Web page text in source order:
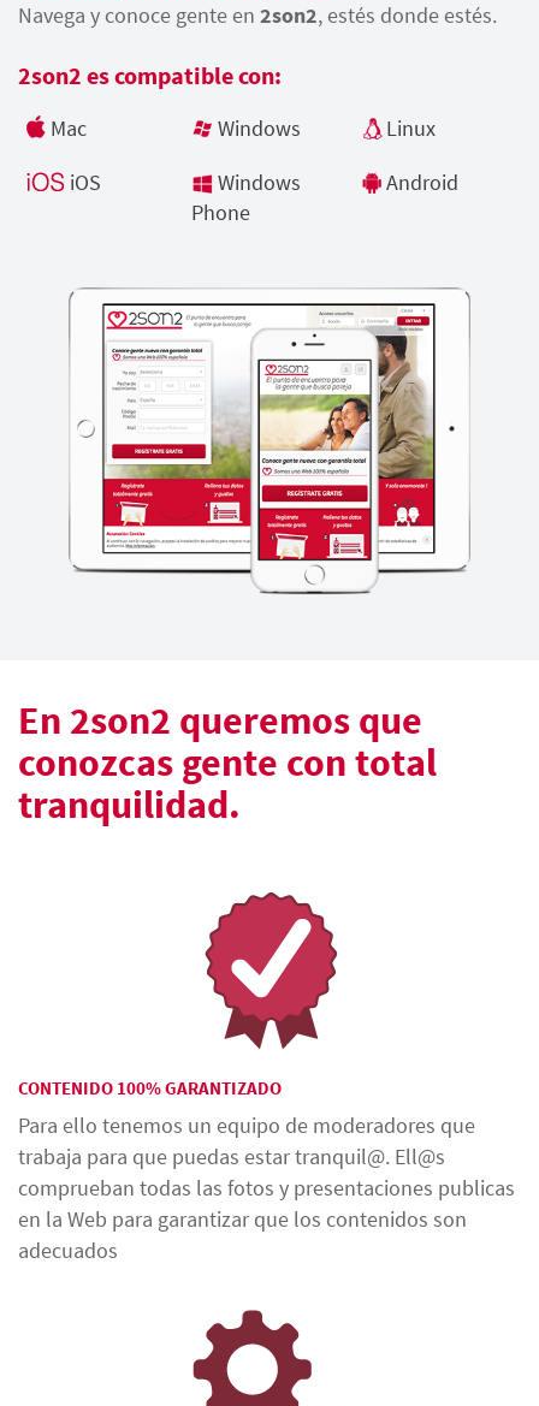
Navega y conoce gente en 2son2, estés donde estés.
2son2 es compatible con:
Mac Windows
Linux
iOS
Windows
Phone
Android
En 2son2 queremos que
conozcas gente con total
tranquilidad.
CONTENIDO 100% GARANTIZADO
Para ello tenemos un equipo de moderadores que
trabaja para que puedas estar tranquil@. Ell@s
comprueban todas las fotos y presentaciones publicas
en la Web para garantizar que los contenidos son
adecuados